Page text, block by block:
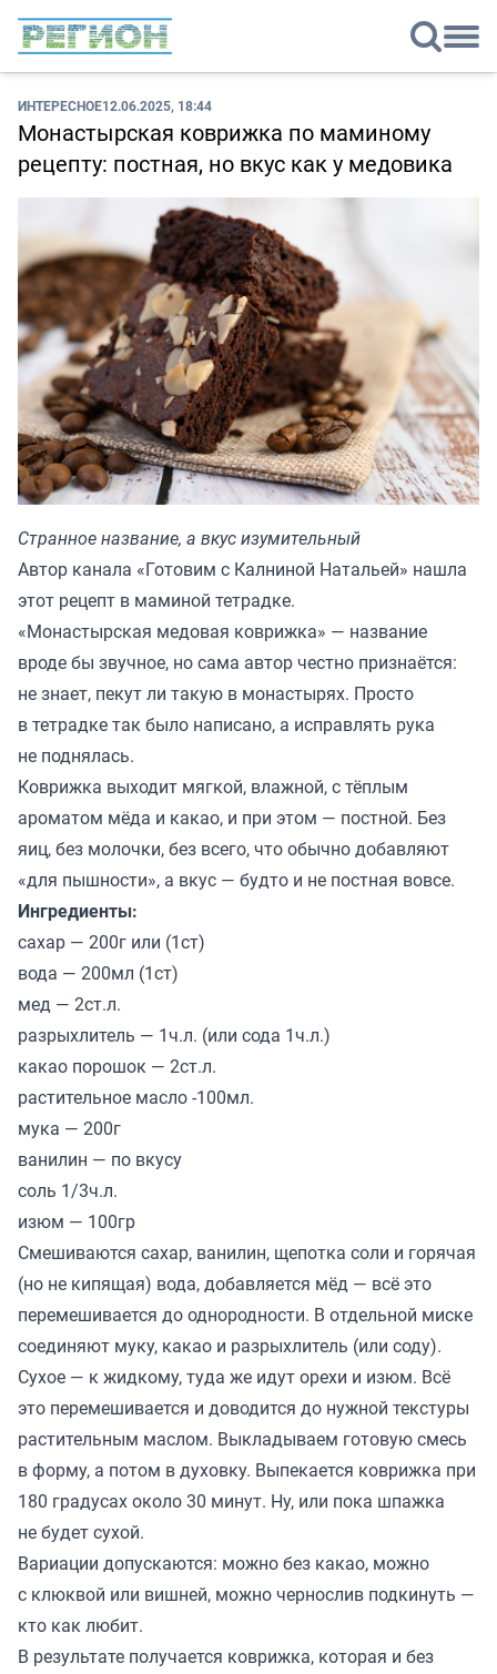
ИНТЕРЕСНОЕ12.06.2025, 18:44
Монастырская коврижка по маминому
рецепту: постная, но вкус как у медовика
Странное название, а вкус изумительный
Автор канала «Готовим с Калниной Натальей» нашла
этот рецепт в маминой тетрадке.
«Монастырская медовая коврижка» — название
вроде бы звучное, но сама автор честно признаётся:
не знает, пекут ли такую в монастырях. Просто
в тетрадке так было написано, а исправлять рука
не поднялась.
Коврижка выходит мягкой, влажной, с тёплым
ароматом мёда и какао, и при этом — постной. Без
яиц, без молочки, без всего, что обычно добавляют
«для пышности», а вкус — будто и не постная вовсе.
Ингредиенты:
сахар — 200г или (1ст)
вода — 200мл (1ст)
мед — 2ст.л.
разрыхлитель — 1ч.л. (или сода 1ч.л.)
какао порошок — 2ст.л.
растительное масло -100мл.
мука — 200г
ванилин — по вкусу
соль 1/3ч.л.
изюм — 100гр
Смешиваются сахар, ванилин, щепотка соли и горячая
(но не кипящая) вода, добавляется мёд — всё это
перемешивается до однородности. В отдельной миске
соединяют муку, какао и разрыхлитель (или соду).
Сухое — к жидкому, туда же идут орехи и изюм. Всё
это перемешивается и доводится до нужной текстуры
растительным маслом. Выкладываем готовую смесь
в форму, а потом в духовку. Выпекается коврижка при
180 градусах около 30 минут. Ну, или пока шпажка
не будет сухой.
Вариации допускаются: можно без какао, можно
с клюквой или вишней, можно чернослив подкинуть —
кто как любит.
В результате получается коврижка, которая и без